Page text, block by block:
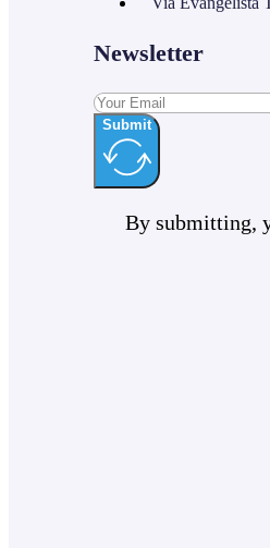
Newsletter
Submit
By submitting,